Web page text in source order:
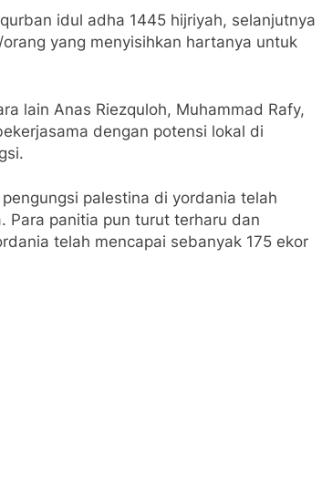
idul adha 1445 hijriyah, selanjutnya
yang menyisihkan hartanya untuk
lain Anas Riezquloh, Muhammad Rafy,
dengan potensi lokal di
palestina di yordania telah
Para panitia pun turut terharu dan
telah mencapai sebanyak 175 ekor